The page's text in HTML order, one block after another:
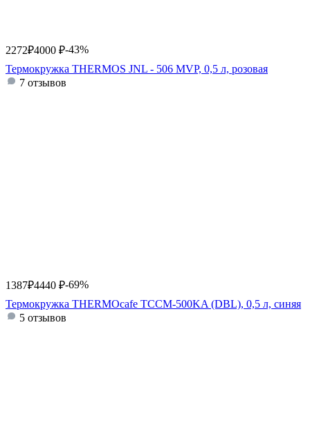
2272₽4000 ₽-43%
Термокружка THERMOS JNL - 506 MVP, 0,5 л, розовая
7 отзывов
1387₽4440 ₽-69%
Термокружка THERMOcafe TCCM-500KA (DBL), 0,5 л, синяя
5 отзывов